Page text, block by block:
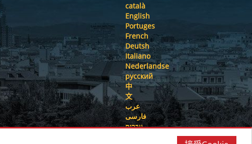
català
English
Portuges
French
Deutsh
Italiano
Nederlandse
русский
中
文
عرب
فارسی
עִברִית